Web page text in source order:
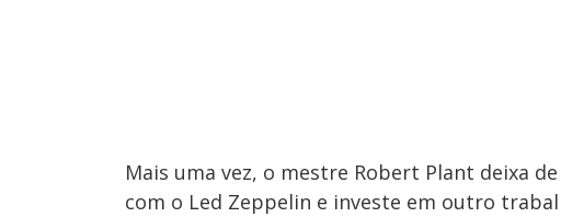
Mais uma vez, o mestre Robert Plant deixa
com o Led Zeppelin e investe em outro